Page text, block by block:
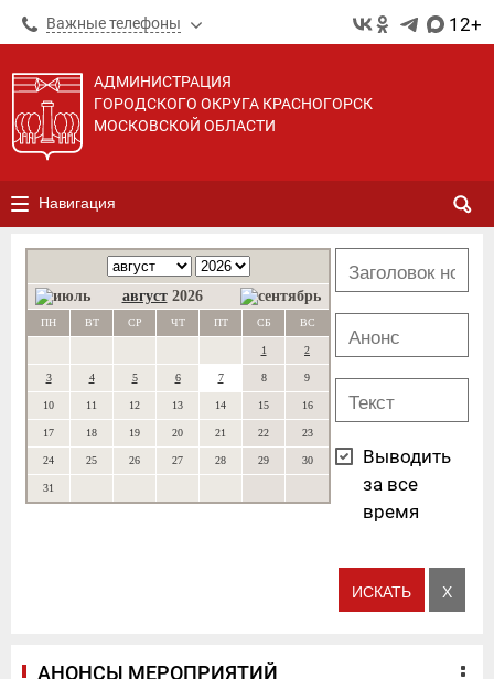
Важные телефоны 12+
АДМИНИСТРАЦИЯ
ГОРОДСКОГО ОКРУГА КРАСНОГОРСК
МОСКОВСКОЙ ОБЛАСТИ
Навигация
август 2026
ПН ВТ СР ЧТ ПТ СБ ВС
1 2
3 4 5 6 7 8 9
10 11 12 13 14 15 16
17 18 19 20 21 22 23
24 25 26 27 28 29 30
31
Выводить
за все
время
АНОНСЫ МЕРОПРИЯТИЙ